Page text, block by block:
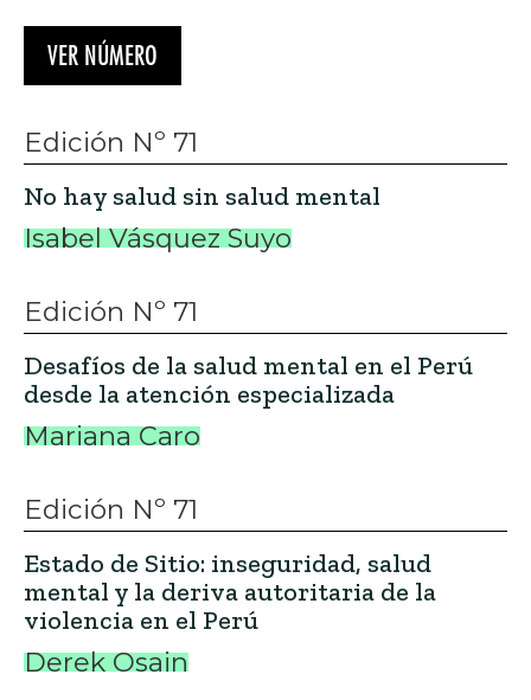
VER NÚMERO
Edición Nº 71
No hay salud sin salud mental
Isabel Vásquez Suyo
Edición Nº 71
Desafíos de la salud mental en el Perú
desde la atención especializada
Mariana Caro
Edición Nº 71
Estado de Sitio: inseguridad, salud
mental y la deriva autoritaria de la
violencia en el Perú
Derek Osain